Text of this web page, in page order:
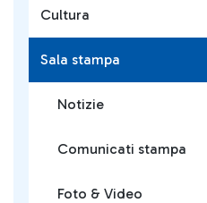
Cultura
Sala stampa
Notizie
Comunicati stampa
Foto & Video